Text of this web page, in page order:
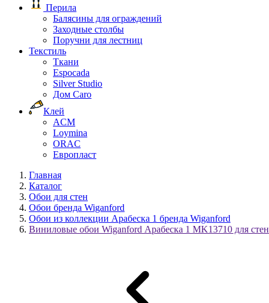
Перила
Балясины для ограждений
Заходные столбы
Поручни для лестниц
Текстиль
Ткани
Espocada
Silver Studio
Дом Caro
Клей
ACM
Loymina
ORAC
Европласт
Главная
Каталог
Обои для стен
Обои бренда Wiganford
Обои из коллекции Арабеска 1 бренда Wiganford
Виниловые обои Wiganford Арабеска 1 MK13710 для стен